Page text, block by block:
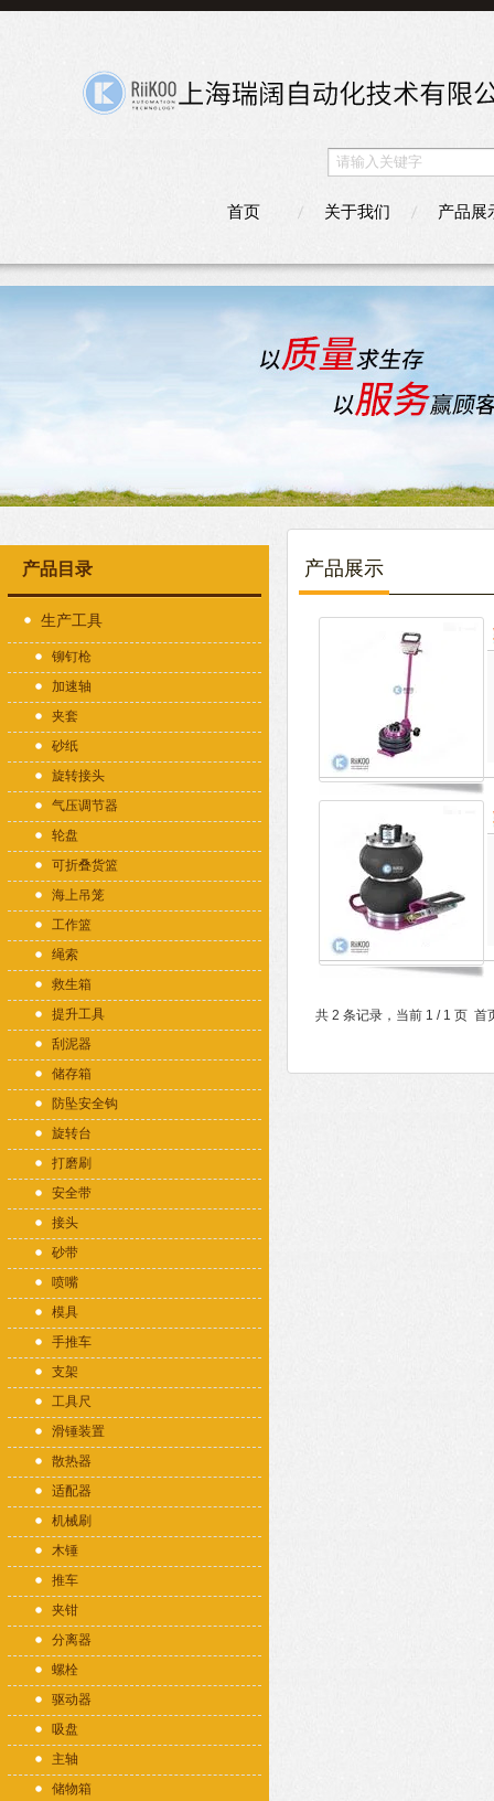
首页 关于我们 产品展
产品目录
生产工具
铆钉枪
加速轴
夹套
砂纸
旋转接头
气压调节器
轮盘
可折叠货篮
海上吊笼
工作篮
绳索
救生箱
提升工具
刮泥器
储存箱
防坠安全钩
旋转台
打磨刷
安全带
接头
砂带
喷嘴
模具
手推车
支架
工具尺
滑锤装置
散热器
适配器
机械刷
木锤
推车
夹钳
分离器
螺栓
驱动器
吸盘
主轴
储物箱
产品展示
共 2 条记录，当前 1 / 1 页